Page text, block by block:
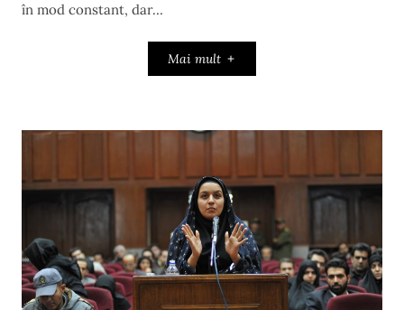
în mod constant, dar…
Mai mult